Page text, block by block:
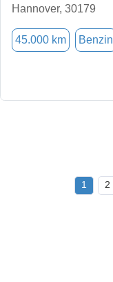
Hannover, 30179
45.000 km Benzin
1 2